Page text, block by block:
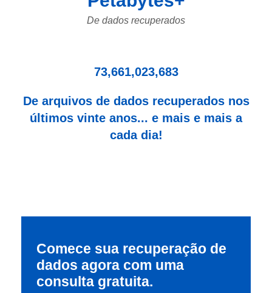
De dados recuperados
73,661,023,683
De arquivos de dados recuperados nos
últimos vinte anos... e mais e mais a
cada dia!
Comece sua recuperação de
dados agora com uma
consulta gratuita.